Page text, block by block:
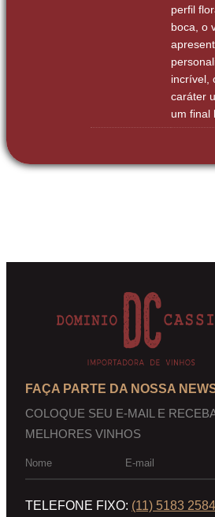
perfil
boca, o
incrível,
caráter
um final
FAÇA PARTE DA NOSSA
COLOQUE SEU E-MAIL E
MELHORES VINHOS
TELEFONE FIXO: (11) 5183 2584